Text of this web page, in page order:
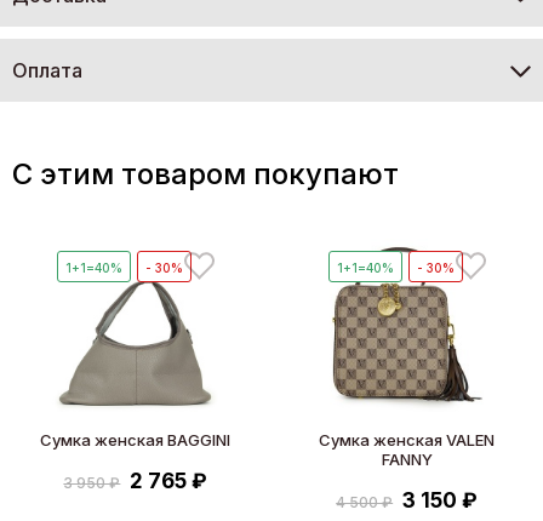
Оплата
C этим товаром покупают
1+1=40% - 30%
Сумка женская BAGGINI
3 950 ₽ 2 765 ₽
1+1=40% - 30%
Сумка женская VALEN
FANNY
4 500 ₽ 3 150 ₽